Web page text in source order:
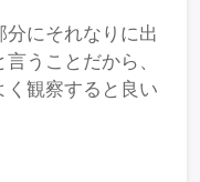
にそれなりに出
うことだから、
観察すると良い